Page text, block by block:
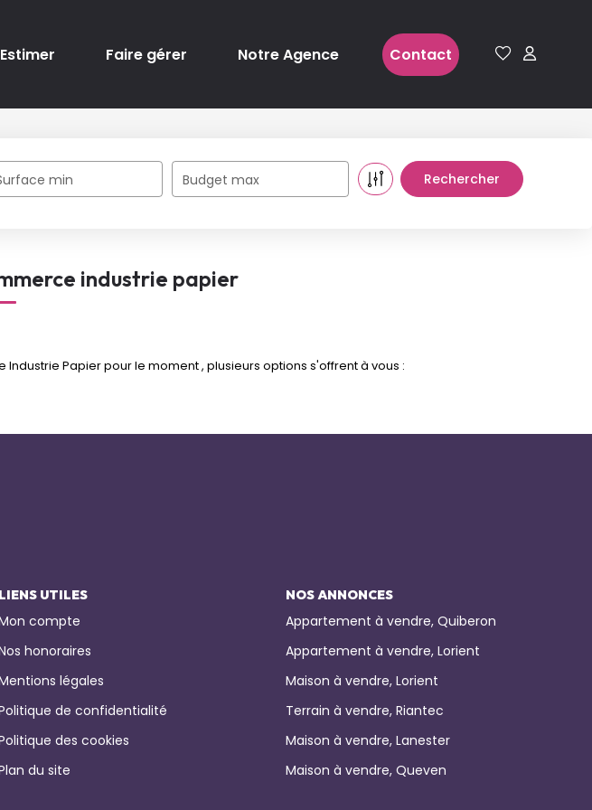
Estimer Faire gérer Notre Agence Contact
min Budget max
industrie papier
Papier pour le moment , plusieurs options s'offrent à vous :
LIENS UTILES
compte
honoraires
légales
de confidentialité
des cookies
du site
NOS ANNONCES
Appartement à vendre, Quiberon
Appartement à vendre, Lorient
Maison à vendre, Lorient
Terrain à vendre, Riantec
Maison à vendre, Lanester
Maison à vendre, Queven